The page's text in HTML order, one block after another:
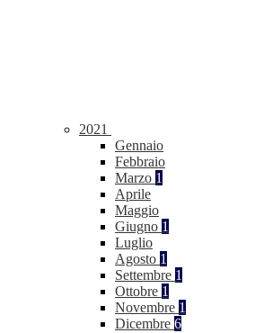
2021
Gennaio
Febbraio
Marzo 1
Aprile
Maggio
Giugno 1
Luglio
Agosto 1
Settembre 1
Ottobre 1
Novembre 1
Dicembre 6